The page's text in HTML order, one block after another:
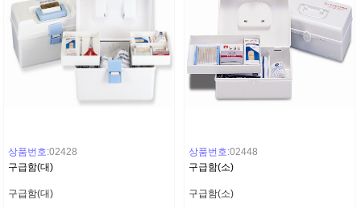
상품번호:02428
구급함(대)
구급함(대)
상품번호:02448
구급함(소)
구급함(소)